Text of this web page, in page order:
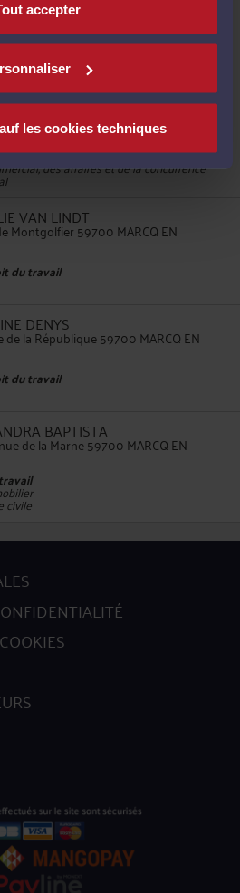
accepter
les cookies techniques
sécurité sociale et de la protection
famille, des personnes et de leur
LOUIS OLIVO
de la Marne 59700 MARCQ EN
vidéo
des affaires et de la concurrence
VAN LINDT
Montgolfier 59700 MARCQ EN
du travail
DENYS
de la République 59700 MARCQ EN
du travail
BAPTISTA
de la Marne 59700 MARCQ EN
civile